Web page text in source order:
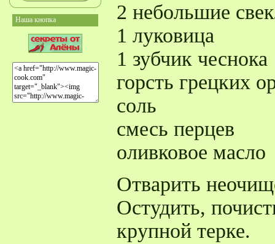
Наша кнопка
2 небольшие
1 луковица
1 зубчик чеснока
горсть грецких
соль
смесь перцев
оливковое масло
Отварить
Остудить,
крупной терке.